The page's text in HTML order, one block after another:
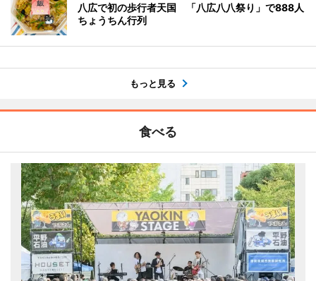
八広で初の歩行者天国 「八広八八祭り」で888人
ちょうちん行列
もっと見る
食べる